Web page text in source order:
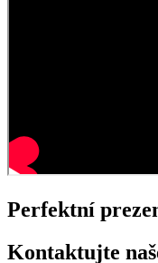
Perfektní
Kontaktujte